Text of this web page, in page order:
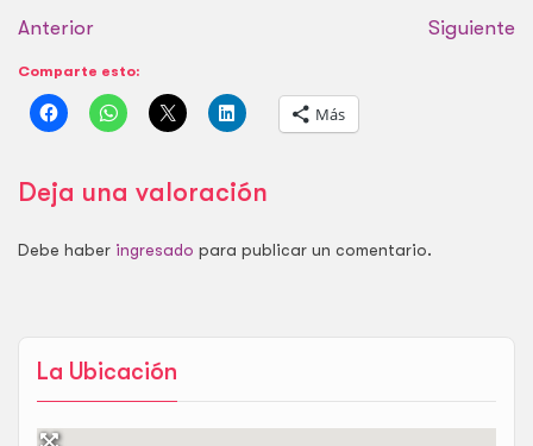
La Ubicación
Anterior Siguiente
Comparte esto:
Más
Deja una valoración
Debe haber ingresado para publicar un comentario.